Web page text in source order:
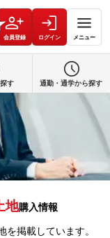
会員登録 ログイン メニュー
地購入情報
掲載しています。
す 通勤・通学から探す